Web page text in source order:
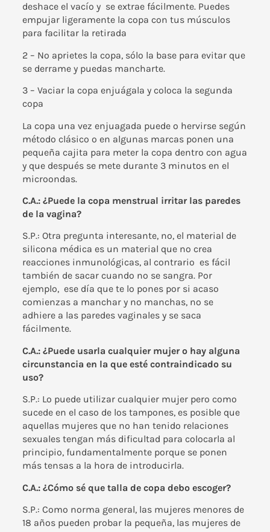
deshace el vacío y se extrae fácilmente. Puedes
empujar ligeramente la copa con tus músculos
para facilitar la retirada
2 – No aprietes la copa, sólo la base para evitar que
se derrame y puedas mancharte.
3 – Vaciar la copa enjuágala y coloca la segunda
copa
La copa una vez enjuagada puede o hervirse según
método clásico o en algunas marcas ponen una
pequeña cajita para meter la copa dentro con agua
y que después se mete durante 3 minutos en el
microondas.
C.A.: ¿Puede la copa menstrual irritar las paredes
de la vagina?
S.P.: Otra pregunta interesante, no, el material de
silicona médica es un material que no crea
reacciones inmunológicas, al contrario es fácil
también de sacar cuando no se sangra. Por
ejemplo, ese día que te lo pones por si acaso
comienzas a manchar y no manchas, no se
adhiere a las paredes vaginales y se saca
fácilmente.
C.A.: ¿Puede usarla cualquier mujer o hay alguna
circunstancia en la que esté contraindicado su
uso?
S.P.: Lo puede utilizar cualquier mujer pero como
sucede en el caso de los tampones, es posible que
aquellas mujeres que no han tenido relaciones
sexuales tengan más dificultad para colocarla al
principio, fundamentalmente porque se ponen
más tensas a la hora de introducirla.
C.A.: ¿Cómo sé que talla de copa debo escoger?
S.P.: Como norma general, las mujeres menores de
18 años pueden probar la pequeña, las mujeres de